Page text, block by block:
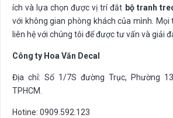
ích và lựa chọn được vị trí đắt bộ tranh
với không gian phòng khách của mình. Mọi
liên hệ với chúng tôi để được tư vấn và giải
Công ty Hoa Văn Decal
Địa chỉ: Số 1/7S đường Trục, Phường
TPHCM.
Hotine: 0909.592.123